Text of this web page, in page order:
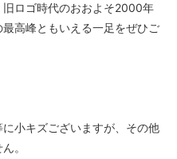
ロゴ時代のおおよそ2000年
高峰ともいえる一足をぜひご
小キズございますが、その他
。